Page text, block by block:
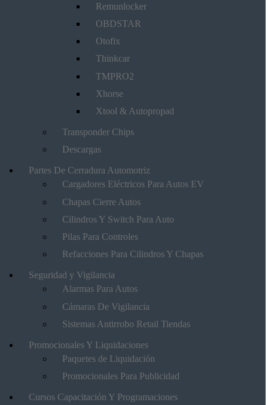
Remunlocker
OBDSTAR
Otofix
Thinkcar
TMPRO2
Xhorse
Xtool & Autopropad
Transponder Chips
Descargas
Partes De Cerradura Automotriz
Cargadores Eléctricos Para Autos EV
Chapas Cierre Autos
Cilindros Y Switch Para Auto
Pilas Para Controles
Refacciones Para Cilindros Y Chapas
Seguridad y Vigilancia
Alarmas Para Autos
Cámaras De Vigilancia
Sistemas Antirrobo Retail Tiendas
Promocionales Y Liquidaciones
Paquetes de Liquidación
Promocionales Para Publicidad
Cursos Capacitación Y Programaciones